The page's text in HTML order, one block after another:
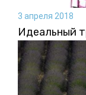
3 апреля 2018
Идеальный